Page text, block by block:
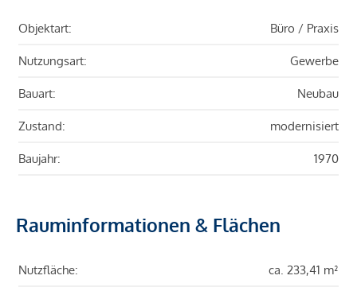
Objektart: Büro / Praxis
Nutzungsart: Gewerbe
Bauart: Neubau
Zustand: modernisiert
Baujahr: 1970
Rauminformationen & Flächen
Nutzfläche: ca. 233,41 m²